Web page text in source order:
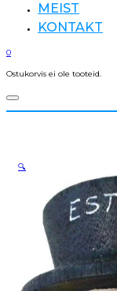
MEIST
KONTAKT
0
Ostukorvis ei ole tooteid.
🔍